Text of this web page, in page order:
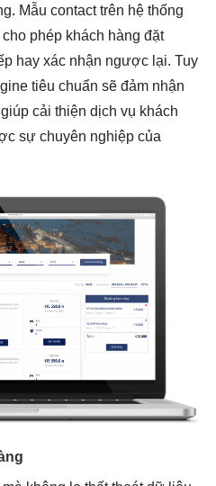
Mẫu contact trên hệ thống
phép khách hàng đặt
hay xác nhận ngược lại. Tuy
tiêu chuẩn sẽ đảm nhận
cải thiện dịch vụ khách
sự chuyên nghiệp của